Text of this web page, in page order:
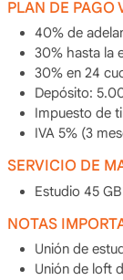
PLAN DE PAGO
40% de
30% hasta la
30% en 24
Depósito:
Impuesto de
IVA 5% (3
SERVICIO DE
Estudio 45
NOTAS
Unión de
Unión de loft